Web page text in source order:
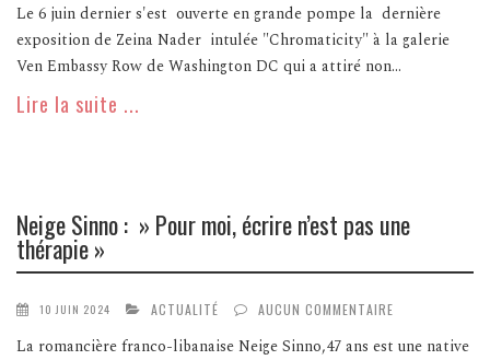
Le 6 juin dernier s'est ouverte en grande pompe la dernière
exposition de Zeina Nader intulée "Chromaticity" à la galerie
Ven Embassy Row de Washington DC qui a attiré non...
Lire la suite ...
Neige Sinno : » Pour moi, écrire n’est pas une
thérapie »
10 JUIN 2024 ACTUALITÉ AUCUN COMMENTAIRE
La romancière franco-libanaise Neige Sinno,47 ans est une native